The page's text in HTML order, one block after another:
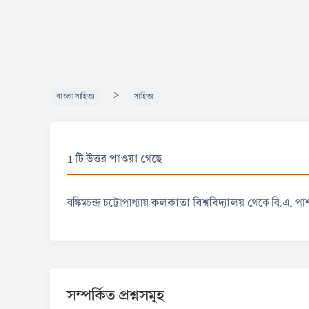
বাংলা সাহিত্য > সাহিত্য
1 টি উত্তর পাওয়া গেছে
বঙ্কিমচন্দ্র চট্টোপাধ্যায়কলকাতা বিশ্ববিদ্যালয় থেকে বি.এ.
সম্পর্কিত প্রশ্নসমূহ